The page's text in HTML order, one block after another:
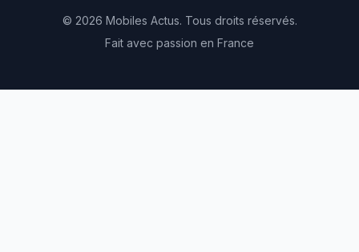
© 2026 Mobiles Actus. Tous droits réservés.
Fait avec passion en France